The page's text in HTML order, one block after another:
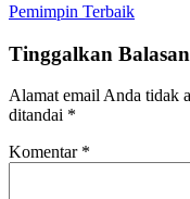
Pemimpin Terbaik
Tinggalkan Balasan
Alamat email Anda tidak
ditandai *
Komentar *